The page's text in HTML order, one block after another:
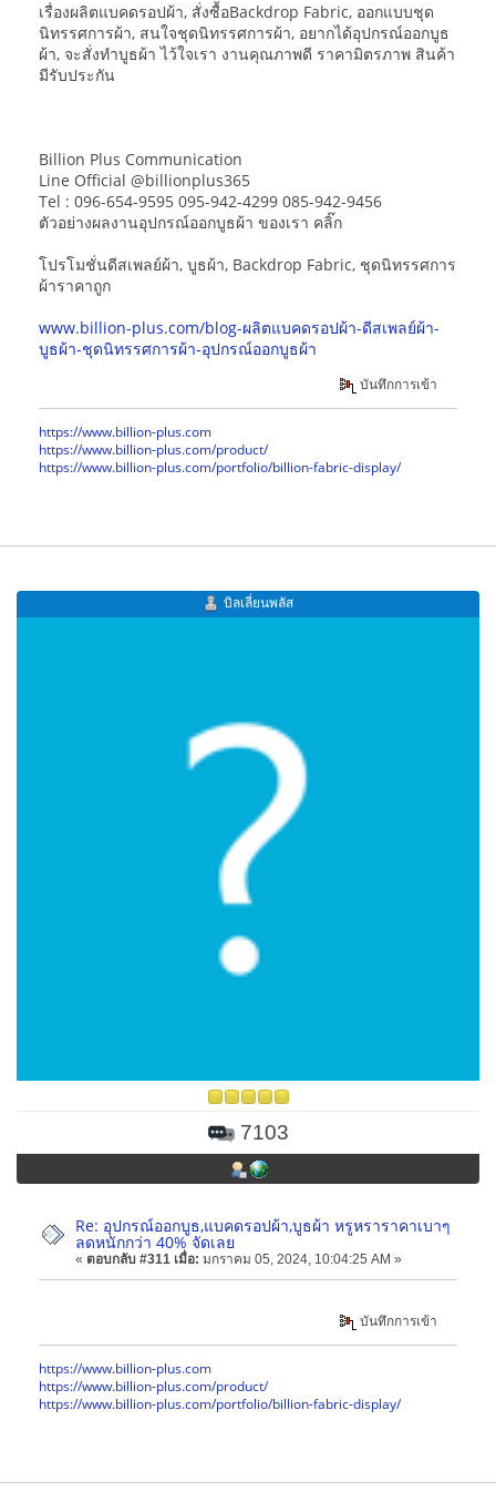
เรื่องผลิตแบคดรอปผ้า, สั่งซื้อBackdrop Fabric, ออกแบบชุด
นิทรรศการผ้า, สนใจชุดนิทรรศการผ้า, อยากได้อุปกรณ์ออกบูธ
ผ้า, จะสั่งทำบูธผ้า ไว้ใจเรา งานคุณภาพดี ราคามิตรภาพ สินค้า
มีรับประกัน
Billion Plus Communication
Line Official @billionplus365
Tel : 096-654-9595 095-942-4299 085-942-9456
ตัวอย่างผลงานอุปกรณ์ออกบูธผ้า ของเรา คลิ๊ก
โปรโมชั่นดีสเพลย์ผ้า, บูธผ้า, Backdrop Fabric, ชุดนิทรรศการ
ผ้าราคาถูก
www.billion-plus.com/blog-ผลิตแบคดรอปผ้า-ดีสเพลย์ผ้า-
บูธผ้า-ชุดนิทรรศการผ้า-อุปกรณ์ออกบูธผ้า
บันทึกการเข้า
https://www.billion-plus.com
https://www.billion-plus.com/product/
https://www.billion-plus.com/portfolio/billion-fabric-display/
บิลเลี่ยนพลัส
7103
Re: อุปกรณ์ออกบูธ,แบคดรอปผ้า,บูธผ้า หรูหราราคาเบาๆ
ลดหนักกว่า 40% จัดเลย
« ตอบกลับ #311 เมื่อ: มกราคม 05, 2024, 10:04:25 AM »
บันทึกการเข้า
https://www.billion-plus.com
https://www.billion-plus.com/product/
https://www.billion-plus.com/portfolio/billion-fabric-display/